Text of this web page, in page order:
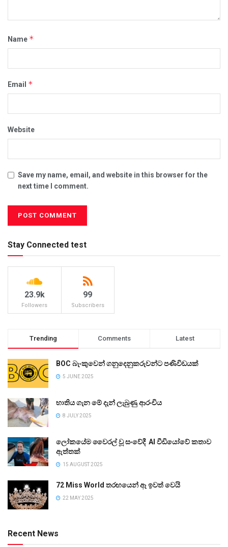
Name *
Email *
Website
Save my name, email, and website in this browser for the
next time I comment.
Stay Connected test
23.9k
Followers
99
Subscribers
Trending Comments Latest
BOC බැංකුවෙන් ගනුදෙනුකරුවන්ට පණිවිඩයක්
5 JUNE 2025
භාතිය ගැන මේ දැන් ලැබුණු ආරංචිය
8 JULY 2025
ලෝකයේම වෛරල් වූ සංවේදී AI වීඩියෝවේ කතාව
ඇත්තක්
15 AUGUST 2025
72 Miss World තරඟයෙන් ඈ ඉවත් වෙයි
22 MAY 2025
Recent News